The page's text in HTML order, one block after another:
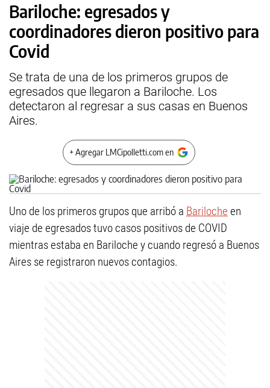
Bariloche: egresados y
coordinadores dieron positivo para
Covid
Se trata de una de los primeros grupos de
egresados que llegaron a Bariloche. Los
detectaron al regresar a sus casas en Buenos
Aires.
+ Agregar LMCipolletti.com en
Uno de los primeros grupos que arribó a Bariloche en
viaje de egresados tuvo casos positivos de COVID
mientras estaba en Bariloche y cuando regresó a Buenos
Aires se registraron nuevos contagios.